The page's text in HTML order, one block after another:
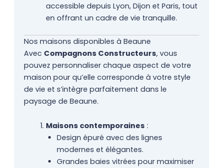
accessible depuis Lyon, Dijon et Paris, tout
en offrant un cadre de vie tranquille.
Nos maisons disponibles à Beaune
Avec Compagnons Constructeurs, vous
pouvez personnaliser chaque aspect de votre
maison pour qu’elle corresponde à votre style
de vie et s’intègre parfaitement dans le
paysage de Beaune.
Maisons contemporaines :
Design épuré avec des lignes
modernes et élégantes.
Grandes baies vitrées pour maximiser